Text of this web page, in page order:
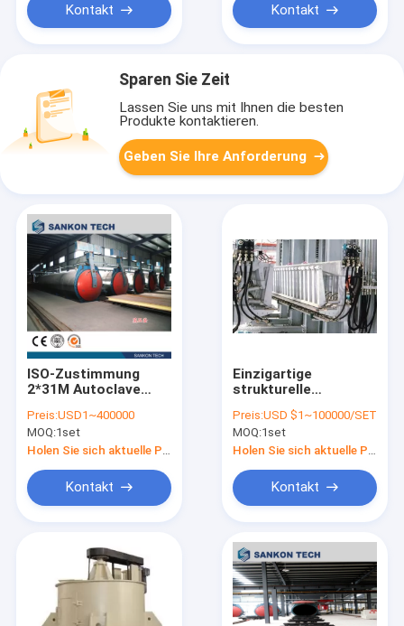
Kontakt Kontakt
Sparen Sie Zeit
Lassen Sie uns mit Ihnen die besten
Produkte kontaktieren.
Geben Sie Ihre Anforderung
ISO-Zustimmung
2*31M Autoclave
Maschine herstellt
Preis:USD1~400000
MOQ:1set
Kontakt
Einzigartige
strukturelle
automatische
Ziegeleimaschine
hydraulische
Ziegelstein-Maschine
Antrieb
Trennzeichen-AAC
Preis:USD $1~100000/SET
MOQ:1set
Kontakt